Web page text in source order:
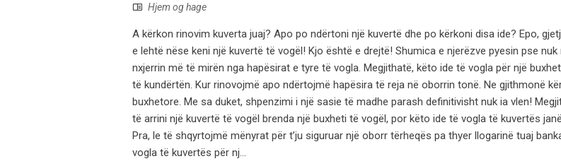
Hjem og hage
A kërkon rinovim kuverta juaj? Apo po ndërtoni një kuvertë dhe po kërkoni disa ide? Epo,
e lehtë nëse keni një kuvertë të vogël! Kjo është e drejtë! Shumica e njerëzve pyesin pse nuk
nxjerrin më të mirën nga hapësirat e tyre të vogla. Megjithatë, këto ide të vogla për një
të kundërtën. Kur rinovojmë apo ndërtojmë hapësira të reja në oborrin tonë. Ne gjithmonë
buxhetore. Me sa duket, shpenzimi i një sasie të madhe parash definitivisht nuk ia vlen!
të arrini një kuvertë të vogël brenda një buxheti të vogël, por këto ide të vogla të kuvertës
Pra, le të shqyrtojmë mënyrat për t’ju siguruar një oborr tërheqës pa thyer llogarinë tuaj
vogla të kuvertës për nj...